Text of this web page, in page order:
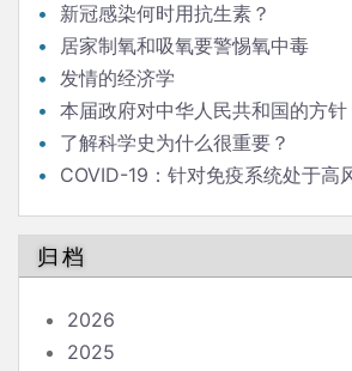
新冠感染何时用抗生素？
居家制氧和吸氧要警惕氧中毒
发情的经济学
本届政府对中华人民共和国的方针
了解科学史为什么很重要？
COVID-19：针对免疫系统处于高
归档
2026
2025